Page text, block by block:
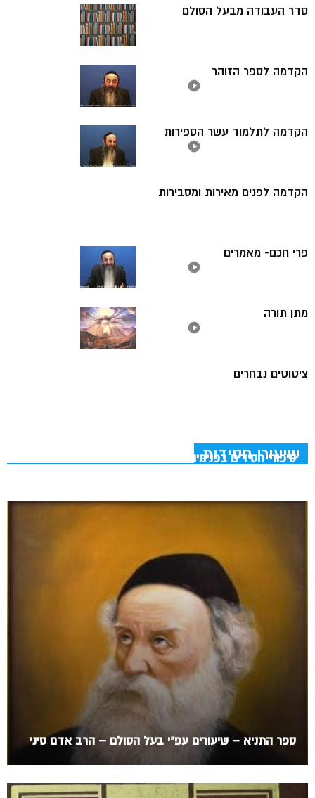
סדר העבודה מבעל הסולם
הקדמה לספר הזוהר
הקדמה לתלמוד עשר הספירות
הקדמה לפנים מאירות ומסבירות
פרי חכם- מאמרים
מתן תורה
ציטוטים נבחרים
שיעורי חסידות
סיפורי חסידים בפנימיות – קוצק
ספר התניא – שיעורים עפ"י בעל הסולם – הרב אדם סיני